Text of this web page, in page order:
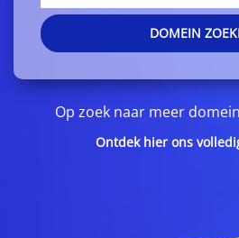
DOMEIN
Op zoek naar meer
Ontdek hier ons